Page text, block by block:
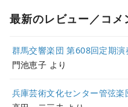
最新のレビュー／コメ
群馬交響楽団 第608回定期演
門池恵子 より
兵庫芸術文化センター管弦